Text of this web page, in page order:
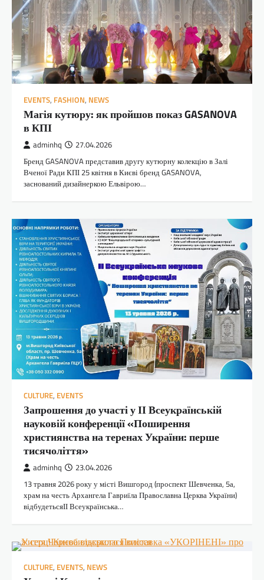
EVENTS, FASHION, NEWS
Магія кутюру: як пройшов показ GASANOVA
в КПІ
adminhq 27.04.2026
Бренд GASANOVA представив другу кутюрну колекцію в Залі
Вченої Ради КПІ 25 квітня в Києві бренд GASANOVA,
заснований дизайнеркою Ельвірою…
CULTURE, EVENTS
Запрошення до участі у ІІ Всеукраїнській
науковій конференції «Поширення
християнства на теренах України: перше
тисячоліття»
adminhq 23.04.2026
13 травня 2026 року у місті Вишгород (проспект Шевченка, 5а,
храм на честь Архангела Гавриїла Православна Церква України)
відбудетьсяІІ Всеукраїнська…
CULTURE, EVENTS, NEWS